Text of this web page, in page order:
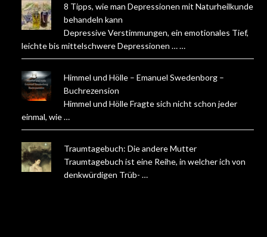
8 Tipps, wie man Depressionen mit Naturheilkunde
behandeln kann
Depressive Verstimmungen, ein emotionales Tief,
leichte bis mittelschwere Depressionen … …
Himmel und Hölle – Emanuel Swedenborg –
Buchrezension
Himmel und Hölle Fragte sich nicht schon jeder
einmal, wie …
Traumtagebuch: Die andere Mutter
Traumtagebuch ist eine Reihe, in welcher ich von
denkwürdigen Trüb- …